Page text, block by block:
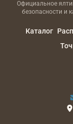
Официальное
безопасности и
Каталог